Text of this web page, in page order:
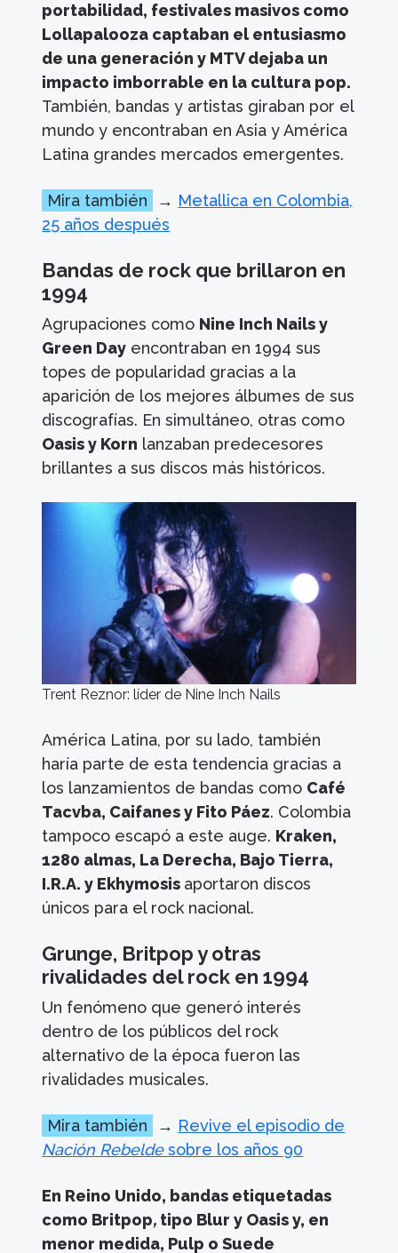
portabilidad, festivales masivos como
Lollapalooza captaban el entusiasmo
de una generación y MTV dejaba un
impacto imborrable en la cultura pop.
También, bandas y artistas giraban por el
mundo y encontraban en Asia y América
Latina grandes mercados emergentes.
Mira también → Metallica en Colombia,
25 años después
Bandas de rock que brillaron en
1994
Agrupaciones como Nine Inch Nails y
Green Day encontraban en 1994 sus
topes de popularidad gracias a la
aparición de los mejores álbumes de sus
discografías. En simultáneo, otras como
Oasis y Korn lanzaban predecesores
brillantes a sus discos más históricos.
Trent Reznor: líder de Nine Inch Nails
América Latina, por su lado, también
haría parte de esta tendencia gracias a
los lanzamientos de bandas como Café
Tacvba, Caifanes y Fito Páez. Colombia
tampoco escapó a este auge. Kraken,
1280 almas, La Derecha, Bajo Tierra,
I.R.A. y Ekhymosis aportaron discos
únicos para el rock nacional.
Grunge, Britpop y otras
rivalidades del rock en 1994
Un fenómeno que generó interés
dentro de los públicos del rock
alternativo de la época fueron las
rivalidades musicales.
Mira también → Revive el episodio de
Nación Rebeldesobre los años 90
En Reino Unido, bandas etiquetadas
como Britpop, tipo Blur y Oasis y, en
menor medida, Pulp o Suede